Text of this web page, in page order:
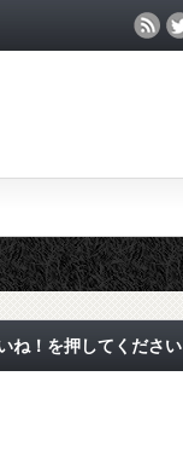
ね！を押してください